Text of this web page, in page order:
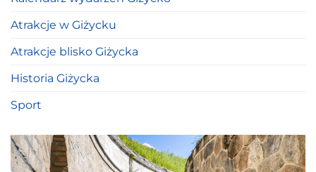
Atrakcje w Giżycku
Atrakcje blisko Giżycka
Historia Giżycka
Sport